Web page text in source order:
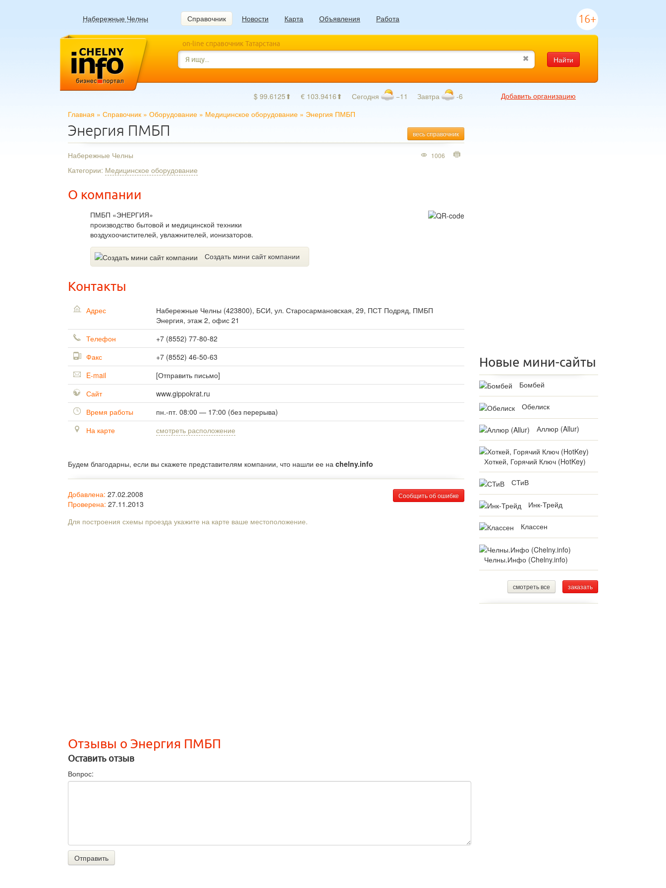
Набережные Челны Справочник Новости Карта Объявления Работа 16+
on-line справочник Татарстана
Найти
$ 99.6125⬆ € 103.9416⬆ Сегодня −11 Завтра -6
Добавить организацию
Главная » Справочник » Оборудование » Медицинское оборудование » Энергия ПМБП
весь справочник
Энергия ПМБП
Набережные Челны
Категории: Медицинское оборудование
О компании
ПМБП «ЭНЕРГИЯ»
производство бытовой и медицинской техники
воздухоочистителей, увлажнителей, ионизаторов.
Создать мини сайт компании
1006
Контакты
Адрес Набережные Челны (423800), БСИ, ул. Старосармановская, 29, ПСТ Подряд, ПМБП
Энергия, этаж 2, офис 21
Телефон
+7 (8552) 77-80-82
Факс
+7 (8552) 46-50-63
E-mail
[Отправить письмо]
Сайт
www.gippokrat.ru
Время работы
пн.-пт. 08:00 — 17:00 (без перерыва)
На карте
смотреть расположение
Будем благодарны, если вы скажете представителям компании, что нашли ее на chelny.info
Сообщить об ошибке
Добавлена: 27.02.2008
Проверена: 27.11.2013
Для построения схемы проезда укажите на карте ваше местоположение.
Отзывы о Энергия ПМБП
Оставить отзыв
Вопрос:
Отправить
Новые мини-сайты
Бомбей
Обелиск
Аллюр (Allur)
Хоткей, Горячий Ключ (HotKey)
СТиВ
Инк-Трейд
Классен
Челны.Инфо (Chelny.info)
смотреть все заказать